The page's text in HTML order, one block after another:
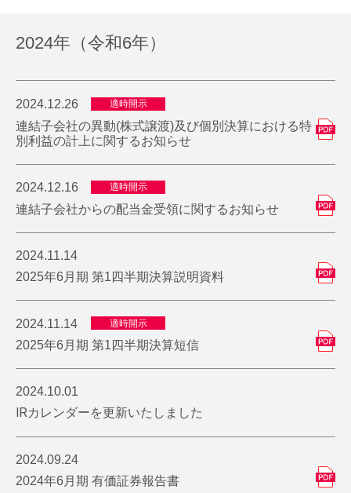
2024年（令和6年）
2024.12.26 適時開示
連結子会社の異動(株式譲渡)及び個別決算における特
別利益の計上に関するお知らせ
2024.12.16 適時開示
連結子会社からの配当金受領に関するお知らせ
2024.11.14
2025年6月期 第1四半期決算説明資料
2024.11.14 適時開示
2025年6月期 第1四半期決算短信
2024.10.01
IRカレンダーを更新いたしました
2024.09.24
2024年6月期 有価証券報告書